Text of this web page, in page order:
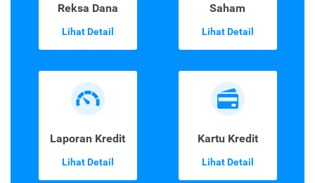
Reksa Dana
Lihat Detail
Saham
Lihat Detail
Laporan Kredit
Lihat Detail
Kartu Kredit
Lihat Detail